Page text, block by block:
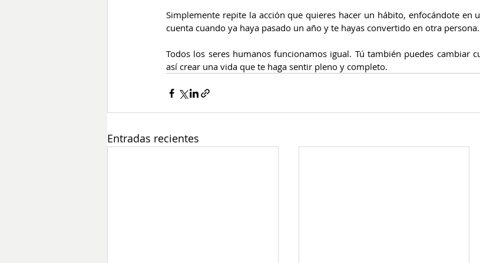
Simplemente repite la acción que quieres hacer un hábito, enfocándote en
cuenta cuando ya haya pasado un año y te hayas convertido en otra persona.
Todos los seres humanos funcionamos igual. Tú también puedes cambiar
así crear una vida que te haga sentir pleno y completo.
Entradas recientes